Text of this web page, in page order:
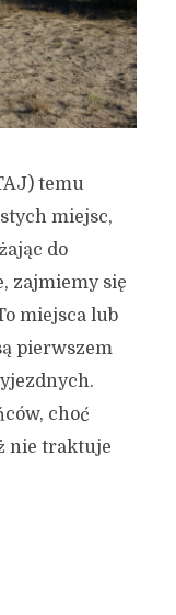
temu
miejsc,
do
zajmiemy się
miejsca lub
pierwszem
choć
nie traktuje